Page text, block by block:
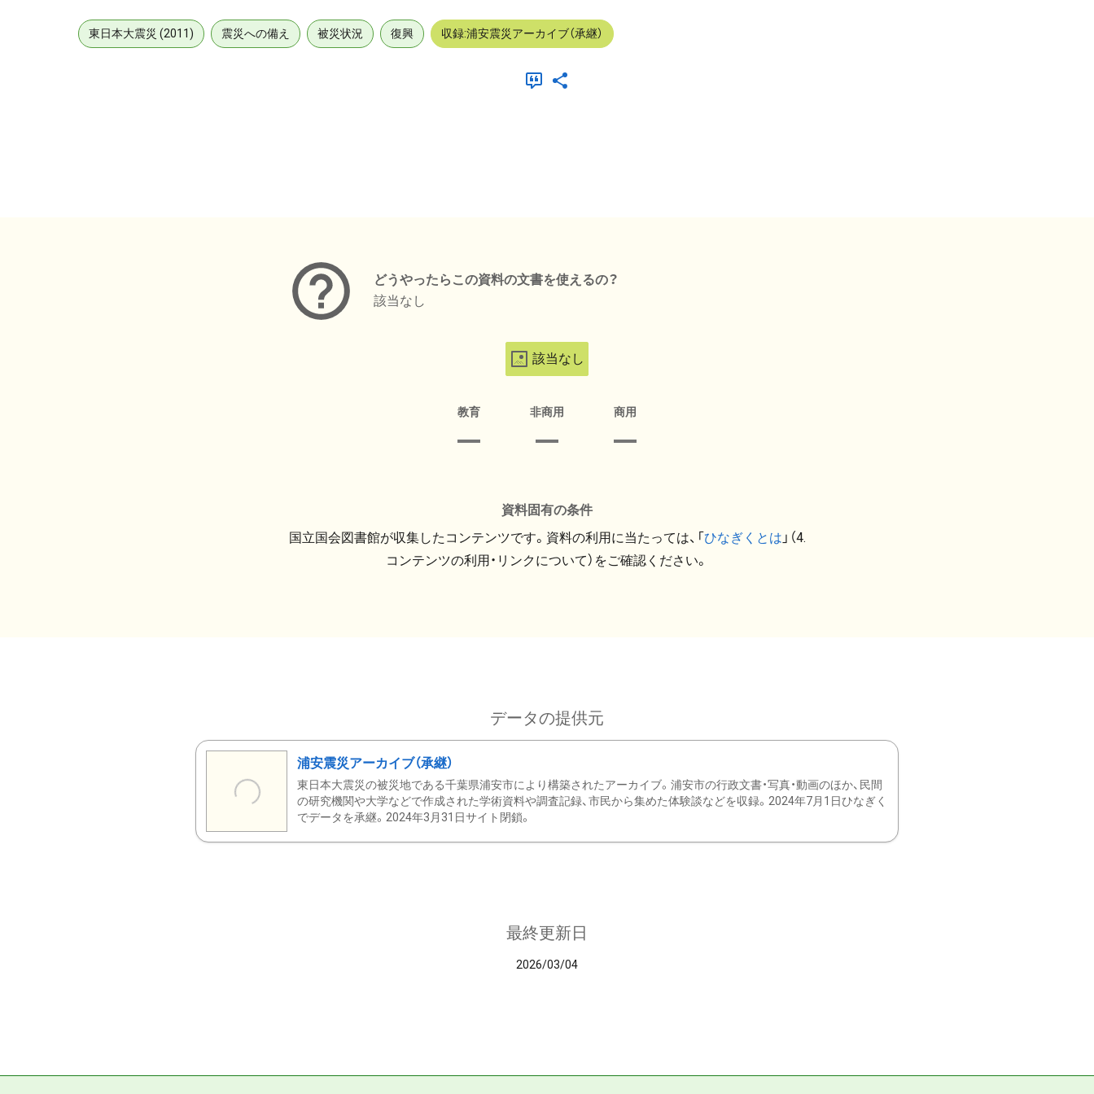
東日本大震災 (2011) 震災への備え 被災状況 復興 収録:浦安震災アーカイブ（承継）
どうやったらこの資料の文書を使えるの？
該当なし
該当なし
教育 非商用 商用
資料固有の条件
国立国会図書館が収集したコンテンツです。資料の利用に当たっては、「ひなぎくとは 」（4.
コンテンツの利用・リンクについて）をご確認ください。
データの提供元
浦安震災アーカイブ（承継）
東日本大震災の被災地である千葉県浦安市により構築されたアーカイブ。浦安市の行政文書・写真・動画のほか、民間
の研究機関や大学などで作成された学術資料や調査記録、市民から集めた体験談などを収録。2024年7月1日ひなぎく
でデータを承継。2024年3月31日サイト閉鎖。
最終更新日
2026/03/04